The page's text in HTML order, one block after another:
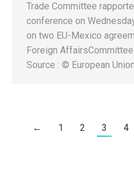
Trade Committee
conference on
on two EU-Mexico
Foreign
Source : © European
← 1 2 3 4